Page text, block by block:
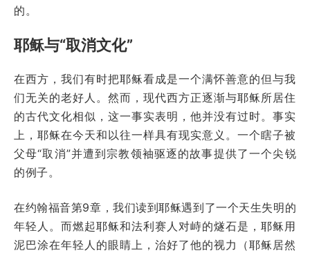
的。
耶稣与“取消文化”
在西方，我们有时把耶稣看成是一个满怀善意的但与我
们无关的老好人。然而，现代西方正逐渐与耶稣所居住
的古代文化相似，这一事实表明，他并没有过时。事实
上，耶稣在今天和以往一样具有现实意义。一个瞎子被
父母“取消”并遭到宗教领袖驱逐的故事提供了一个尖锐
的例子。
在约翰福音第9章，我们读到耶稣遇到了一个天生失明的
年轻人。而燃起耶稣和法利赛人对峙的燧石是，耶稣用
泥巴涂在年轻人的眼睛上，治好了他的视力（耶稣居然